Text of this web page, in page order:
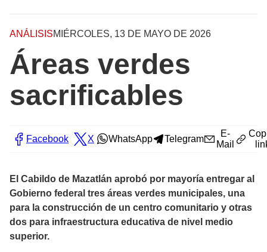
ANÁLISISMIÉRCOLES, 13 DE MAYO DE 2026
Áreas verdes
sacrificables
Facebook X WhatsApp Telegram
E-
Mail
El Cabildo de Mazatlán aprobó por mayoría entregar al
Gobierno federal tres áreas verdes municipales, una
para la construcción de un centro comunitario y otras
dos para infraestructura educativa de nivel medio
superior.